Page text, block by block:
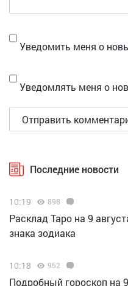
Уведомить меня о
Уведомлять меня о
Последние новости
10:19 898
Расклад Таро на 9
знака зодиака
10:18 952
Подробный гороскоп на